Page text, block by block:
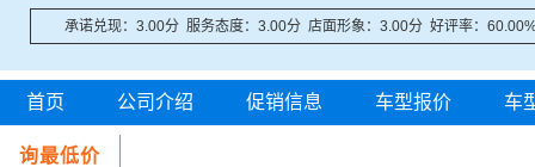
承诺兑现：3.00分 服务态度：3.00分 店面形象：3.00分 好评率：
首页 公司介绍 促销信息 车型报价 车
询最低价